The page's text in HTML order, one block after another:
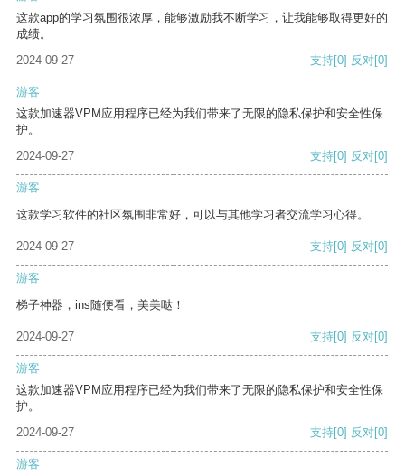
这款app的学习氛围很浓厚，能够激励我不断学习，让我能够取得更好的
成绩。
2024-09-27
支持[0] 反对[0]
游客
这款加速器VPM应用程序已经为我们带来了无限的隐私保护和安全性保
护。
2024-09-27
支持[0] 反对[0]
游客
这款学习软件的社区氛围非常好，可以与其他学习者交流学习心得。
2024-09-27 支持[0] 反对[0]
游客
梯子神器，ins随便看，美美哒！
2024-09-27 支持[0] 反对[0]
游客
这款加速器VPM应用程序已经为我们带来了无限的隐私保护和安全性保
护。
2024-09-27
支持[0] 反对[0]
游客